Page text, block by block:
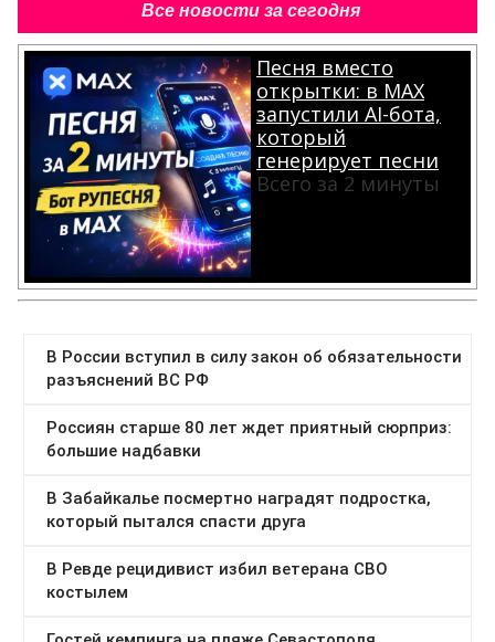
Все новости за сегодня
Песня вместо
открытки: в MAX
запустили AI-бота,
который
генерирует песни
Всего за 2 минуты